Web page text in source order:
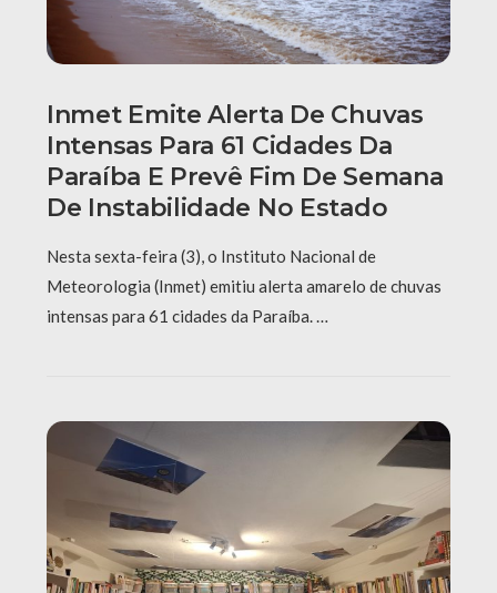
Inmet Emite Alerta De Chuvas
Intensas Para 61 Cidades Da
Paraíba E Prevê Fim De Semana
De Instabilidade No Estado
Nesta sexta-feira (3), o Instituto Nacional de
Meteorologia (Inmet) emitiu alerta amarelo de chuvas
intensas para 61 cidades da Paraíba. …